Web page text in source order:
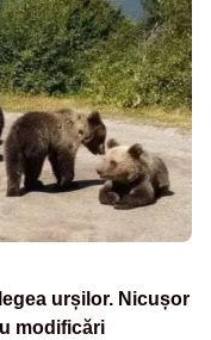
urșilor. Nicușor
modificări